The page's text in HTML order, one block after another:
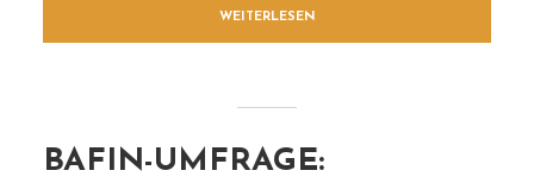
WEITERLESEN
BAFIN-UMFRAGE: